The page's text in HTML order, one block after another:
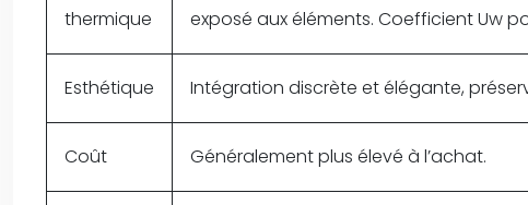
thermique
exposé aux éléments. Coefficient Uw
Esthétique Intégration discrète et élégante,
Coût Généralement plus élevé à l’achat.